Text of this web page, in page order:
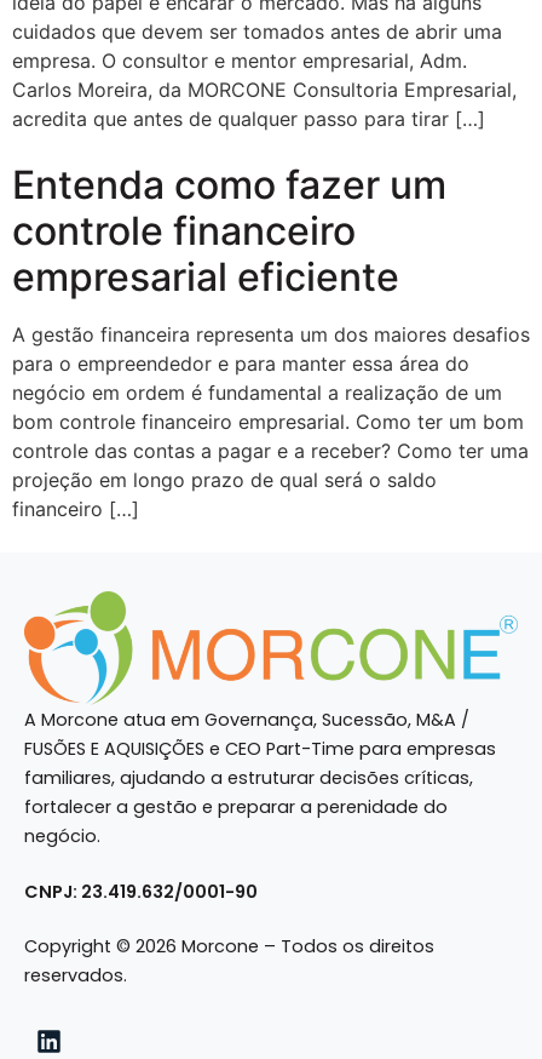
cuidados que devem ser tomados antes de abrir uma
empresa. O consultor e mentor empresarial, Adm.
Carlos Moreira, da MORCONE Consultoria Empresarial,
acredita que antes de qualquer passo para tirar […]
Entenda como fazer um
controle financeiro
empresarial eficiente
A gestão financeira representa um dos maiores desafios
para o empreendedor e para manter essa área do
negócio em ordem é fundamental a realização de um
bom controle financeiro empresarial. Como ter um bom
controle das contas a pagar e a receber? Como ter uma
projeção em longo prazo de qual será o saldo
financeiro […]
A Morcone atua em Governança, Sucessão, M&A /
FUSÕES E AQUISIÇÕES e CEO Part-Time para empresas
familiares, ajudando a estruturar decisões críticas,
fortalecer a gestão e preparar a perenidade do
negócio.
CNPJ: 23.419.632/0001-90
Copyright © 2026 Morcone – Todos os direitos
reservados.